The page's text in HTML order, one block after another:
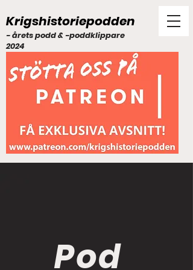
Krigshistoriepodden
- årets podd & -poddklippare
2024
Pod